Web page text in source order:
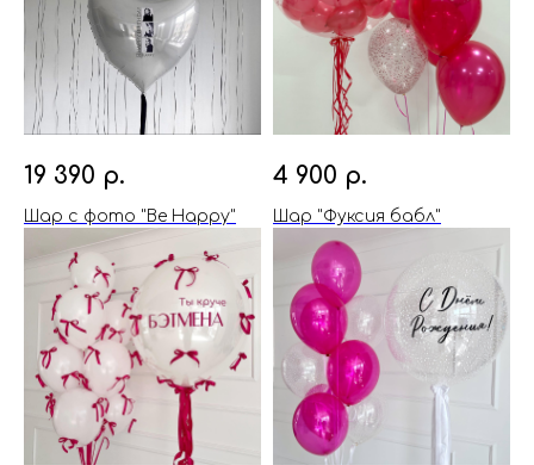
19 390 р.
Шар с фото "Be Happy"
4 900 р.
Шар "Фуксия бабл"